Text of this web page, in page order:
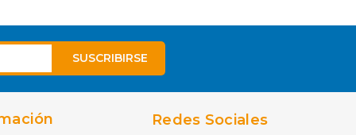
Redes Sociales